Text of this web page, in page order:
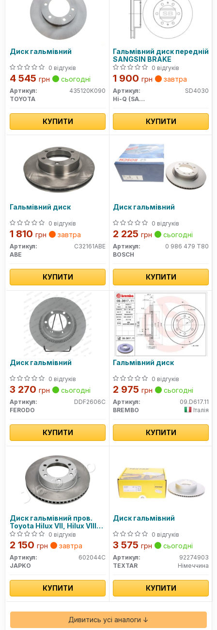
Диск гальмівний
0 відгуків
4 545 грн сьогодні
Артикул:
435120K090
TOYOTA
КУПИТИ
Гальмівний диск передній
SANGSIN BRAKE
0 відгуків
1 900 грн завтра
Артикул:
SD4030
Hi-Q (SANGSIN)
КУПИТИ
Гальмівний диск
0 відгуків
1 810 грн завтра
Артикул:
C32161ABE
ABE
КУПИТИ
Диск гальмівний
0 відгуків
2 225 грн сьогодні
Артикул:
0 986 479 T80
BOSCH
КУПИТИ
Диск гальмівний
0 відгуків
3 270 грн сьогодні
Артикул:
DDF2606C
FERODO
КУПИТИ
Гальмівний диск
0 відгуків
2 975 грн сьогодні
Артикул:
09.D617.11
BREMBO
Італія
КУПИТИ
Диск гальмівний пров.
Toyota Hilux VII, Hilux VIII
2.4D-3.0D (05-) (кратно
2шт.)
0 відгуків
2 150 грн завтра
Артикул:
602044C
JAPKO
КУПИТИ
Диск гальмівний
0 відгуків
3 575 грн сьогодні
Артикул:
92274903
TEXTAR
Німеччина
КУПИТИ
Дивитись усі аналоги ↓